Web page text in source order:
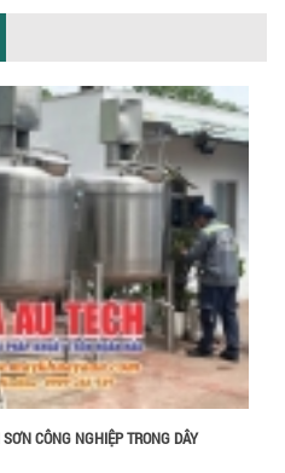
giao hàng
CÔNG NGHIỆP TRONG DÂY
MÁY KHUẤY TRỘN HÓA CHẤT CHO
phá những tiêu chí quan trọng
doanh nghiệp lựa chọn máy khuấy
hóa chất phù hợp. Từ máy khuấy
YẾU TỐ QUYẾT ĐỊNH KHI CHỌN
KHUẤY SƠN: VẬT LIỆU, DUNG TÍCH VÀ
SUẤT KHUẤY
phá các yếu tố quan trọng khi
bồn khuấy sơn: Vật liệu, dung tích
công suất khuấy. Giải pháp tối...
KHUẤY TRỘN CHẤT LỎNG CHO
HÓA CHẤT: NHỮNG YẾU TỐ QUYẾT
CHẤT LƯỢNG SẢN PHẨM CUỐI
phá những yếu tố quan trọng
định chất lượng sản phẩm khi sử
bồn khuấy trộn chất lỏng trong...